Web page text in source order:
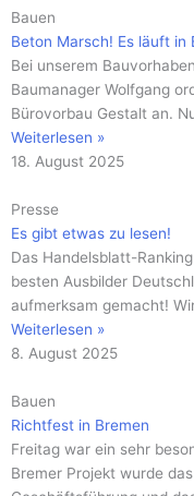
Bauen
Beton Marsch! Es läuft in
Bei unserem
Baumanager Wolfgang
Bürovorbau Gestalt an.
Weiterlesen »
18. August 2025
Presse
Es gibt etwas zu lesen!
Das Handelsblatt-
besten Ausbilder
aufmerksam gemacht!
Weiterlesen »
8. August 2025
Bauen
Richtfest in Bremen
Freitag war ein sehr
Bremer Projekt wurde